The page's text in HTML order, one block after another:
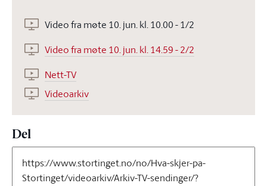
Video fra møte 10. jun. kl. 10.00 - 1/2
Video fra møte 10. jun. kl. 14.59 - 2/2
Nett-TV
Videoarkiv
Del